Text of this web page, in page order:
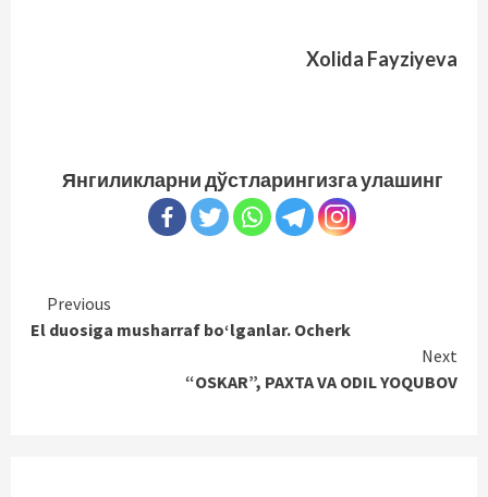
Xolida Fayziyeva
Янгиликларни дўстларингизга улашинг
Continue
Reading
Previous
El duosiga musharraf bo‘lganlar. Ocherk
Next
“OSKAR”, PAXTA VA ODIL YOQUBOV